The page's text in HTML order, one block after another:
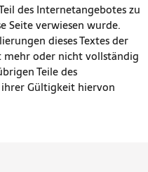
des Internetangebotes zu
Seite verwiesen wurde.
dieses Textes der
mehr oder nicht vollständig
Teile des
Gültigkeit hiervon